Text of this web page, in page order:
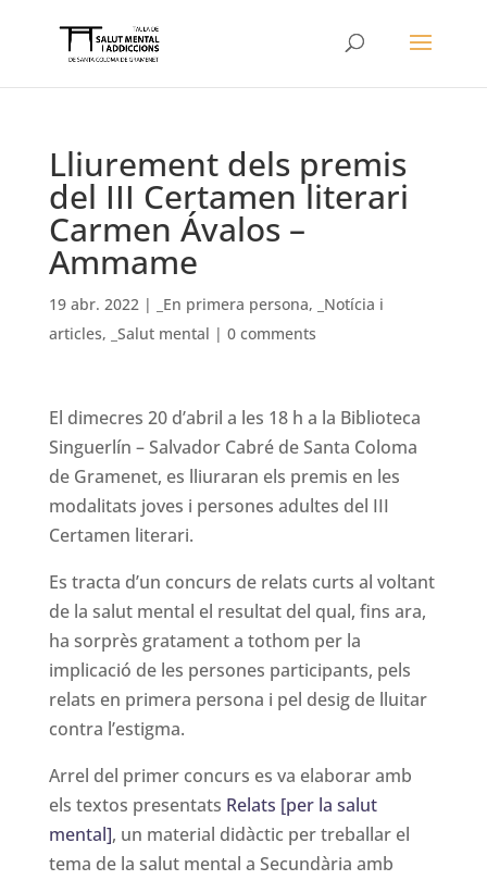
Lliurement dels premis
del III Certamen literari
Carmen Ávalos –
Ammame
19 abr. 2022| _En primera persona,
_Notícia i
articles, _Salut mental | 0 comments
El dimecres 20 d’abril a les 18 h a la Biblioteca
Singuerlín – Salvador Cabré de Santa Coloma
de Gramenet, es lliuraran els premis en les
modalitats joves i persones adultes del III
Certamen literari.
Es tracta d’un concurs de relats curts al voltant
de la salut mental el resultat del qual, fins ara,
ha sorprès gratament a tothom per la
implicació de les persones participants, pels
relats en primera persona i pel desig de lluitar
contra l’estigma.
Arrel del primer concurs es va elaborar amb
els textos presentats Relats [per la salut
mental], un material didàctic per treballar el
tema de la salut mental a Secundària amb